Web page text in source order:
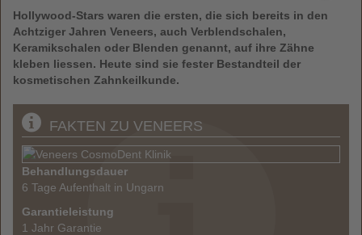
Hollywood-Stars waren die ersten, die sich bereits in den
Achtziger Jahren Veneers, auch Verblendschalen,
Keramikschalen oder Blenden genannt, auf ihre Zähne
kleben liessen. Heute sind sie fester Bestandteil der
kosmetischen Zahnkeilkunde.
FAKTEN ZU VENEERS
Behandlungsdauer
6 Tage Aufenthalt in Ungarn
Garantieleistung
1 Jahr Garantie